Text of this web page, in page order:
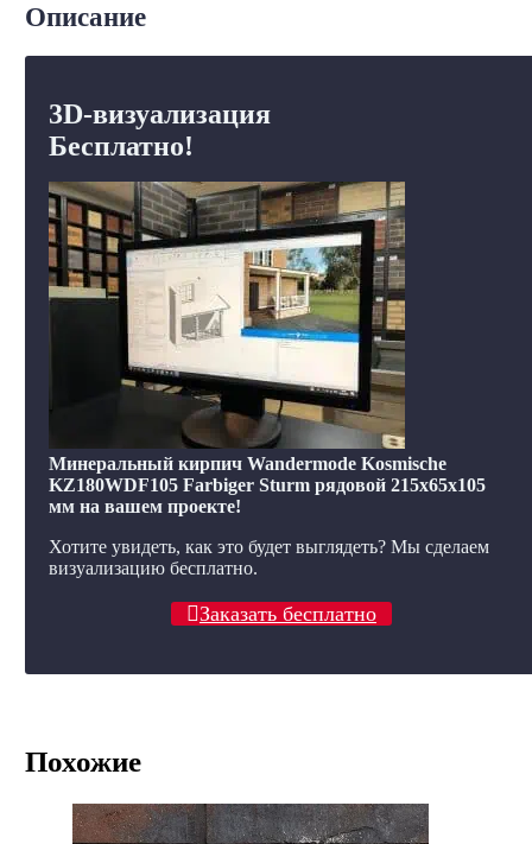
Описание
3D-визуализация
Бесплатно!
Минеральный кирпич Wandermode Kosmische
KZ180WDF105 Farbiger Sturm рядовой 215x65x105
мм на вашем проекте!
Хотите увидеть, как это будет выглядеть? Мы сделаем
визуализацию бесплатно.
Заказать бесплатно
Похожие